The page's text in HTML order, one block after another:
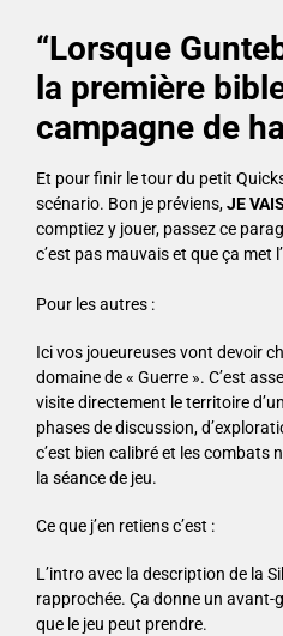
“Lorsque
la première
campagne de
Et pour finir le tour du petit
scénario. Bon je préviens,JE
comptiez y jouer, passez ce
c’est pas mauvais et que ça met
Pour les autres :
Ici vos joueureuses vont devoir
domaine de « Guerre ». C’est
visite directement le territoire
phases de discussion,
c’est bien calibré et les combats
la séance de jeu.
Ce que j’en retiens c’est :
L’intro avec la description de la
rapprochée. Ça donne un avant-
que le jeu peut prendre.